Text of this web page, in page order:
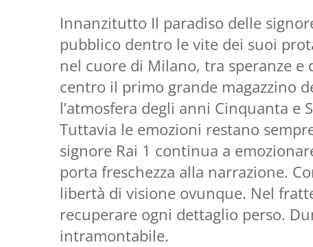
Innanzitutto Il paradiso delle
pubblico dentro le vite dei suoi
nel cuore di Milano, tra speranze
centro il primo grande magazzino
l’atmosfera degli anni Cinquanta e
Tuttavia le emozioni restano
signore Rai 1 continua a
porta freschezza alla narrazione.
libertà di visione ovunque. Nel
recuperare ogni dettaglio perso.
intramontabile.